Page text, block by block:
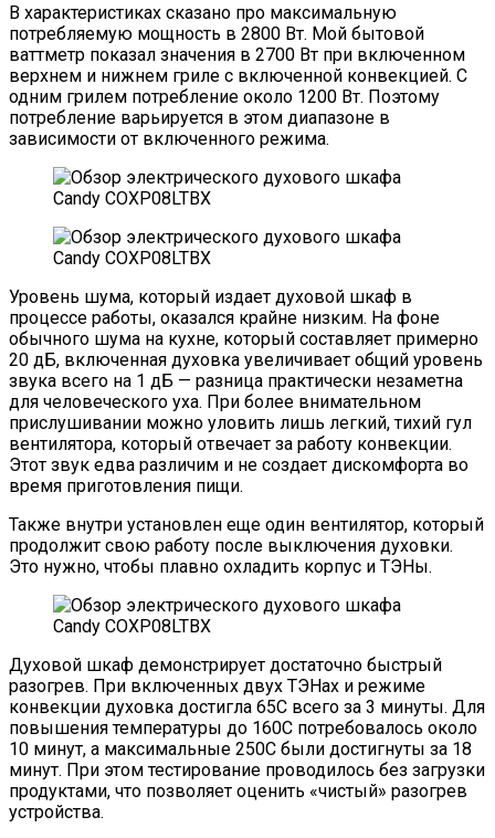
В характеристиках сказано про максимальную
потребляемую мощность в 2800 Вт. Мой бытовой
ваттметр показал значения в 2700 Вт при включенном
верхнем и нижнем гриле с включенной конвекцией. С
одним грилем потребление около 1200 Вт. Поэтому
потребление варьируется в этом диапазоне в
зависимости от включенного режима.
Уровень шума, который издает духовой шкаф в
процессе работы, оказался крайне низким. На фоне
обычного шума на кухне, который составляет примерно
20 дБ, включенная духовка увеличивает общий уровень
звука всего на 1 дБ — разница практически незаметна
для человеческого уха. При более внимательном
прислушивании можно уловить лишь легкий, тихий гул
вентилятора, который отвечает за работу конвекции.
Этот звук едва различим и не создает дискомфорта во
время приготовления пищи.
Также внутри установлен еще один вентилятор, который
продолжит свою работу после выключения духовки.
Это нужно, чтобы плавно охладить корпус и ТЭНы.
Духовой шкаф демонстрирует достаточно быстрый
разогрев. При включенных двух ТЭНах и режиме
конвекции духовка достигла 65C всего за 3 минуты. Для
повышения температуры до 160C потребовалось около
10 минут, а максимальные 250C были достигнуты за 18
минут. При этом тестирование проводилось без загрузки
продуктами, что позволяет оценить «чистый» разогрев
устройства.